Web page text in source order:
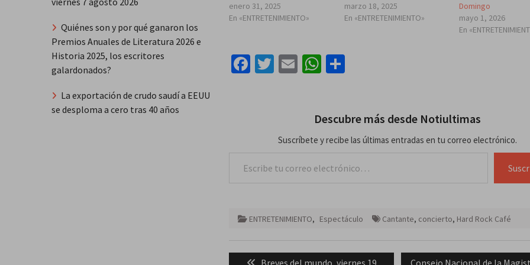
enero 31, 2025
En «ENTRETENIMIENTO»
marzo 18, 2025
En «ENTRETENIMIENTO»
Domingo
mayo 1, 2026
En
Facebook
Twitter
EmailWhatsApp
Descubre más desde Notiultimas
Suscríbete y recibe las últimas entradas en tu correo electrónico.
ENTRETENIMIENTO, Espectáculo Cantante, concierto, Hard Rock Café
Navegación
Previous Next
Quiénes son y por qué ganaron los
Premios Anuales de Literatura 2026 e
Historia 2025, los escritores
galardonados?
La exportación de crudo saudí a EEUU
se desploma a cero tras 40 años